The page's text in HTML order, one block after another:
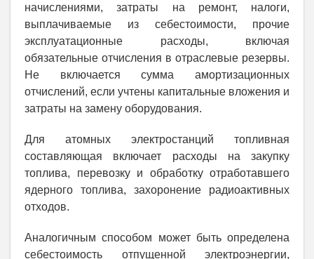
начислениями, затраты на ремонт, налоги,
выплачиваемые из себестоимости, прочие
эксплуатационные расходы, включая
обязательные отчисления в отраслевые резервы.
Не включается сумма амортизационных
отчислений, если учтены капитальные вложения и
затраты на замену оборудования.
Для атомных электростанций топливная
составляющая включает расходы на закупку
топлива, перевозку и обработку отработавшего
ядерного топлива, захоронение радиоактивных
отходов.
Аналогичным способом может быть определена
себестоимость отпущенной электроэнергии,